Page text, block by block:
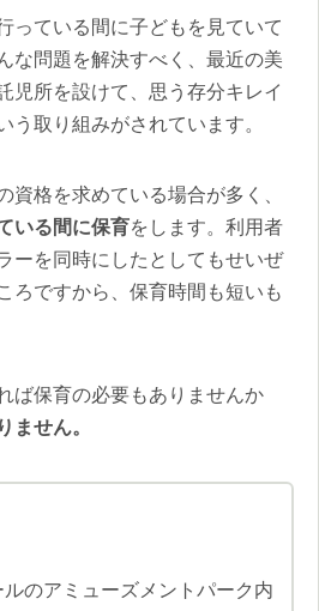
っている間に子どもを見ていて
な問題を解決すべく、最近の美
児所を設けて、思う存分キレイ
う取り組みがされています。
資格を求めている場合が多く、
いる間に保育をします。利用者
ーを同時にしたとしてもせいぜ
ろですから、保育時間も短いも
ば保育の必要もありませんか
ません。
のアミューズメントパーク内